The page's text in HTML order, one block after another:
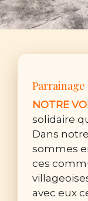
NOTRE
solidaire
Dans
sommes
ces
avec eux